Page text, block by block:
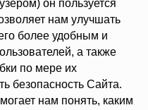
он пользуется
нам улучшать
более удобным и
а также
по мере их
безопасность Сайта.
нам понять, каким